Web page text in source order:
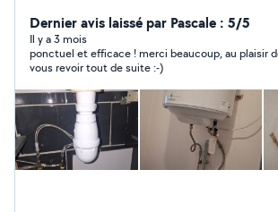
remplacement Chaudière gaz Chauffe eau électrique
Radiateur Thermostat Wc classique ou suspendu Évier
Vasque Douche cabine ou italienne Baignoire Robinet
Vmc Adoucisseur d'eau . Réparation fuite Installation
chauffage central complet
Dernier avis laissé par Pascale : 5/5
Il y a 3 mois
ponctuel et efficace ! merci beaucoup, au plaisir de ne pas
vous revoir tout de suite :-)